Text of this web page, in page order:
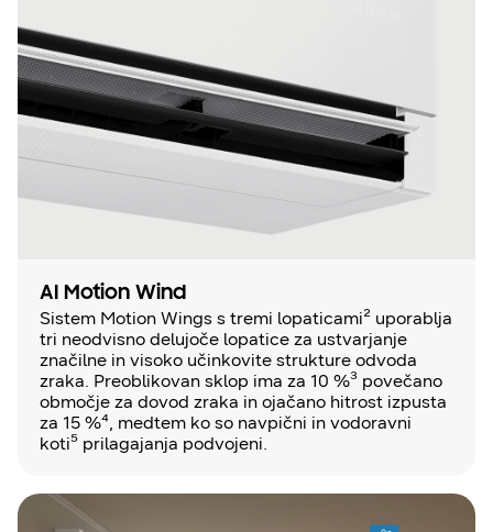
AI Motion Wind
Sistem Motion Wings s tremi lopaticami² uporablja
tri neodvisno delujoče lopatice za ustvarjanje
značilne in visoko učinkovite strukture odvoda
zraka. Preoblikovan sklop ima za 10 %³ povečano
območje za dovod zraka in ojačano hitrost izpusta
za 15 %⁴, medtem ko so navpični in vodoravni
koti⁵ prilagajanja podvojeni.